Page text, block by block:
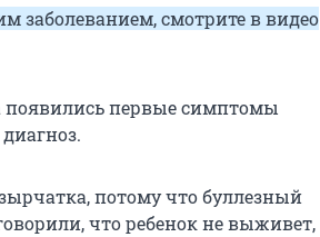
заболеванием, смотрите в видео
появились первые симптомы
потому что буллезный
что ребенок не выживет,